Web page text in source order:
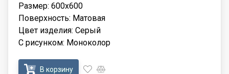
Размер: 600x600
Поверхность: Матовая
Цвет изделия: Серый
С рисунком: Моноколор
В корзину